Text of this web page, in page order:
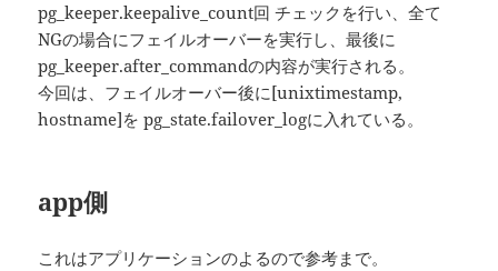
pg_keeper.keepalive_count回 チェックを行い、全て
NGの場合にフェイルオーバーを実行し、最後に
pg_keeper.after_commandの内容が実行される。
今回は、フェイルオーバー後に[unixtimestamp,
hostname]を pg_state.failover_logに入れている。
app側
これはアプリケーションのよるので参考まで。